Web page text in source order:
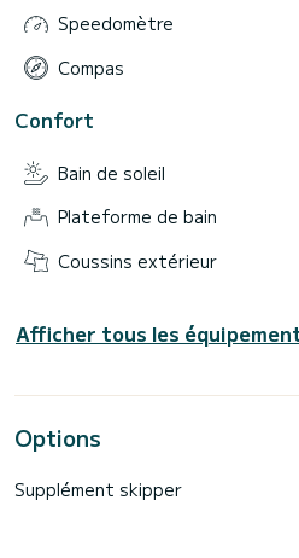
Speedomètre
Compas
Confort
Bain de soleil
Plateforme de bain
Coussins extérieur
Afficher tous les
Options
Supplément skipper